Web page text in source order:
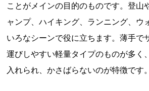
ことがメインの目的のものです。登山
ャンプ、ハイキング、ランニング、ウ
いろなシーンで役に立ちます。薄手で
運びしやすい軽量タイプのものが多く
入れられ、かさばらないのが特徴です。